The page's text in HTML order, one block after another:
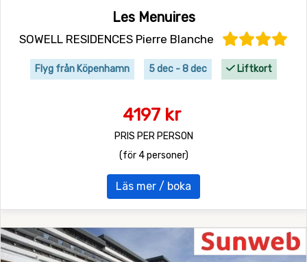
Les Menuires
SOWELL RESIDENCES Pierre Blanche
Flyg från Köpenhamn 5 dec - 8 dec Liftkort
4197 kr
PRIS PER PERSON
(för 4 personer)
Läs mer / boka